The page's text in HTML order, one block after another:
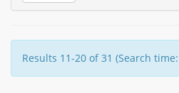
Results 11-20 of 31 (Search